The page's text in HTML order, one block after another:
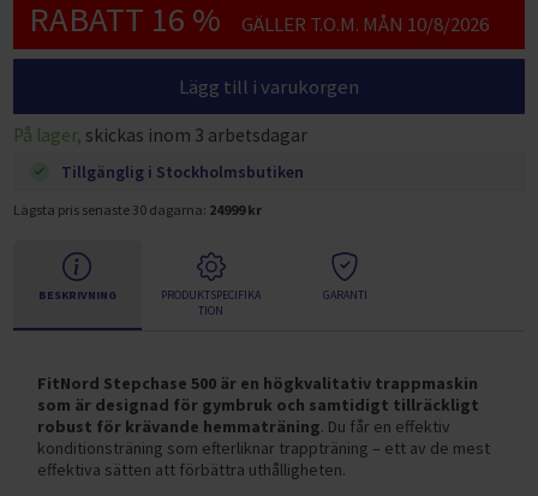
RABATT 16 % GÄLLER T.O.M. MÅN 10/8/2026
Lägg till i varukorgen
På lager, skickas inom 3 arbetsdagar
Tillgänglig i Stockholmsbutiken
Lägsta pris senaste 30 dagarna: 24999 kr
BESKRIVNING
PRODUKTSPECIFIKA
TION
GARANTI
FitNord Stepchase 500 är en högkvalitativ trappmaskin
som är designad för gymbruk och samtidigt tillräckligt
robust för krävande hemmaträning. Du får en effektiv
konditionsträning som efterliknar trappträning – ett av de mest
effektiva sätten att förbättra uthålligheten.